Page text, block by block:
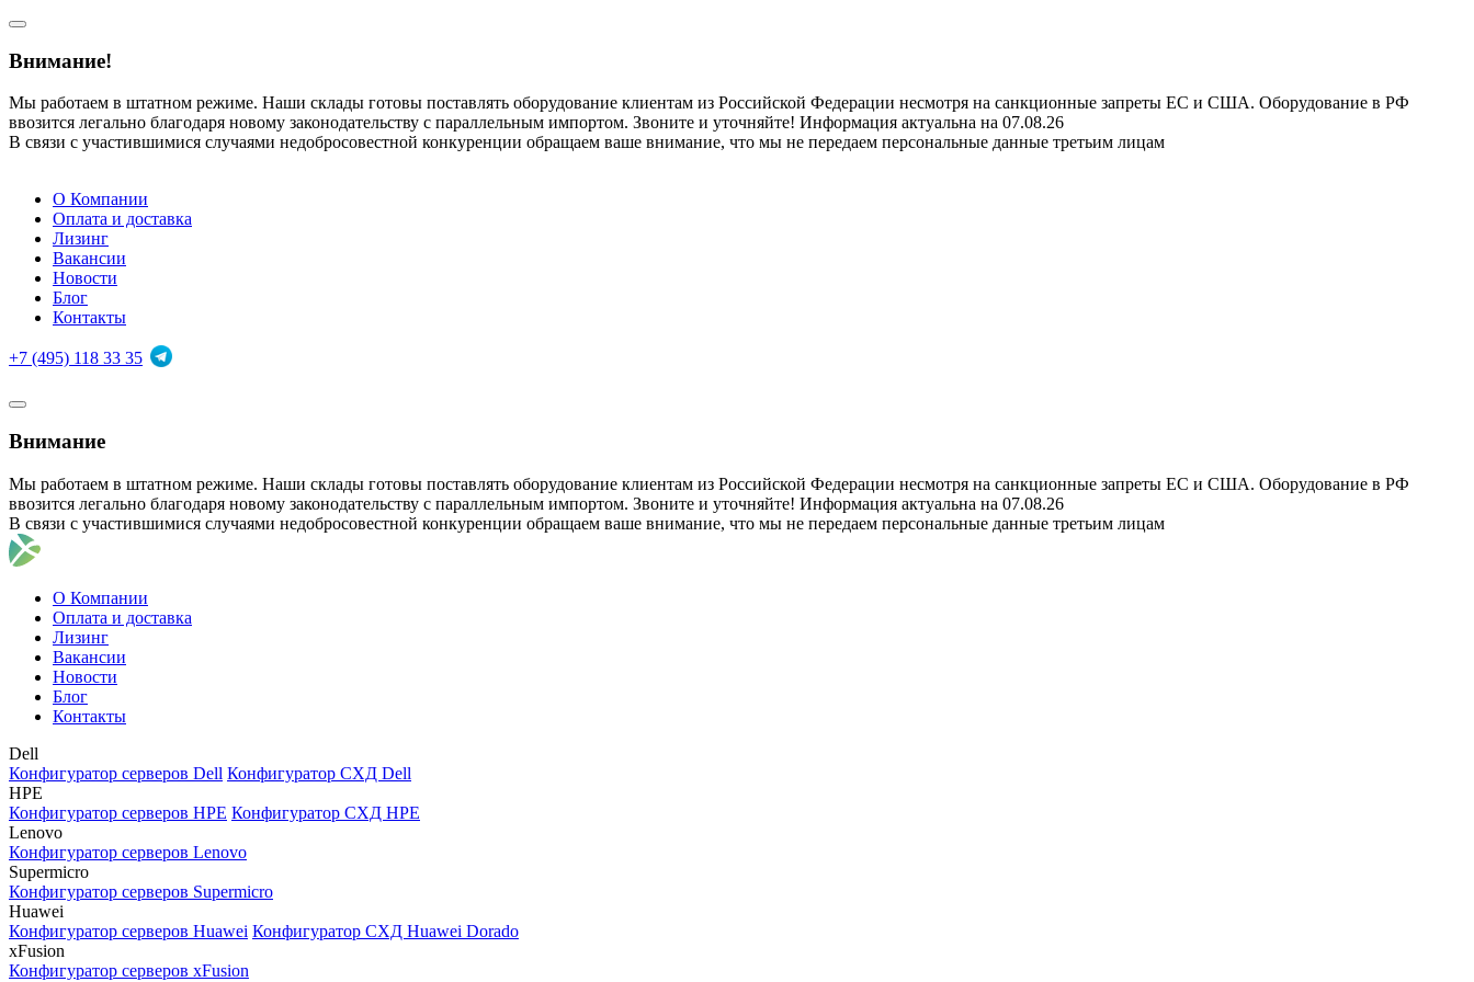
Внимание!
Мы работаем в штатном режиме. Наши склады готовы поставлять оборудование клиентам из Российской Федерации несмотря на санкционные запреты ЕС и США. Оборудование в РФ
ввозится легально благодаря новому законодательству с параллельным импортом. Звоните и уточняйте! Информация актуальна на 07.08.26
В связи с участившимися случаями недобросовестной конкуренции обращаем ваше внимание, что мы не передаем персональные данные третьим лицам
О Компании
Оплата и доставка
Лизинг
Вакансии
Новости
Блог
Контакты
+7 (495) 118 33 35
Внимание
Мы работаем в штатном режиме. Наши склады готовы поставлять оборудование клиентам из Российской Федерации несмотря на санкционные запреты ЕС и США. Оборудование в РФ
ввозится легально благодаря новому законодательству с параллельным импортом. Звоните и уточняйте! Информация актуальна на 07.08.26
В связи с участившимися случаями недобросовестной конкуренции обращаем ваше внимание, что мы не передаем персональные данные третьим лицам
О Компании
Оплата и доставка
Лизинг
Вакансии
Новости
Блог
Контакты
Dell
Конфигуратор серверов Dell Конфигуратор СХД Dell
HPE
Конфигуратор серверов HPE Конфигуратор СХД HPE
Lenovo
Конфигуратор серверов Lenovo
Supermicro
Конфигуратор серверов Supermicro
Huawei
Конфигуратор серверов Huawei Конфигуратор СХД Huawei Dorado
xFusion
Конфигуратор серверов xFusion